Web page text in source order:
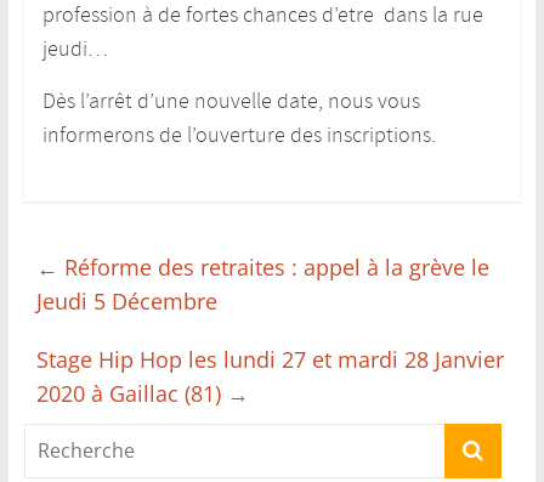
profession à de fortes chances d’etre dans la rue
jeudi…
Dès l’arrêt d’une nouvelle date, nous vous
informerons de l’ouverture des inscriptions.
← Réforme des retraites : appel à la grève le
Jeudi 5 Décembre
Stage Hip Hop les lundi 27 et mardi 28 Janvier
2020 à Gaillac (81) →